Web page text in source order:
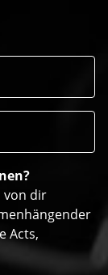
von dir
Acts,